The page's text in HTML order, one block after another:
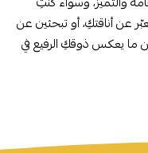
عن أناقتكِ، أو تبحثين عن
ما يعكس ذوقكِ الرفيع في